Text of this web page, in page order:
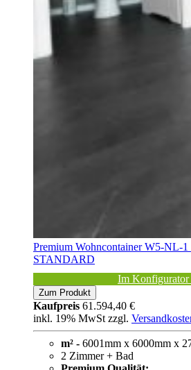
Premium Wohncontainer W5-NL-1
STANDARD
Im Konfigurator
Zum Produkt
Kaufpreis 61.594,40 €
inkl. 19% MwSt zzgl.
m² - 6001mm x 6000mm x
2 Zimmer + Bad